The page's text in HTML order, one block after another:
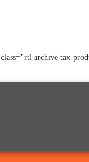
class="rtl archive tax-